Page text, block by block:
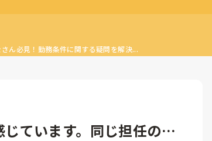
ん必見！勤務条件に関する疑問を解決...
ています。同じ担任の先